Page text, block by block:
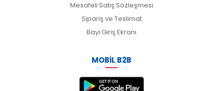
Mesafeli Satış Sözleşmesi
Sipariş ve Teslimat
Bayi Giriş Ekranı
MOBİL B2B